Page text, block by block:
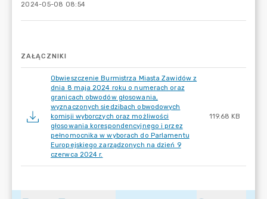
2024-05-08 08:54
ZAŁĄCZNIKI
Obwieszczenie Burmistrza Miasta Zawidów z
dnia 8 maja 2024 roku o numerach oraz
granicach obwodów głosowania,
wyznaczonych siedzibach obwodowych
komisji wyborczych oraz możliwości
głosowania korespondencyjnego i przez
pełnomocnika w wyborach do Parlamentu
Europejskiego zarządzonych na dzień 9
czerwca 2024 r.
119.68 KB